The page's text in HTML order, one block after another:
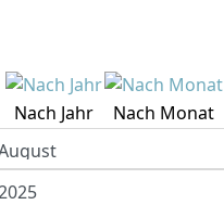
Nach Jahr Nach Monat